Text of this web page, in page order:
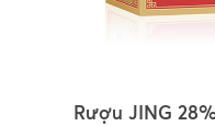
Rượu JING